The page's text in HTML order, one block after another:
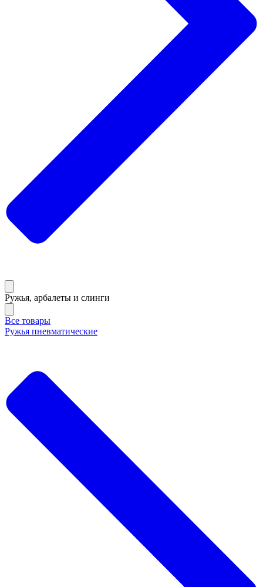
Ружья, арбалеты и слинги
Все товары
Ружья пневматические